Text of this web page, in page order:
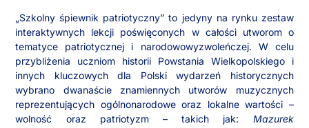
„Szkolny śpiewnik patriotyczny” to jedyny na rynku zestaw
interaktywnych lekcji poświęconych w całości utworom o
tematyce patriotycznej i narodowowyzwoleńczej. W celu
przybliżenia uczniom historii Powstania Wielkopolskiego i
innych kluczowych dla Polski wydarzeń historycznych
wybrano dwanaście znamiennych utworów muzycznych
reprezentujących ogólnonarodowe oraz lokalne wartości –
wolność oraz patriotyzm – takich jak: Mazurek